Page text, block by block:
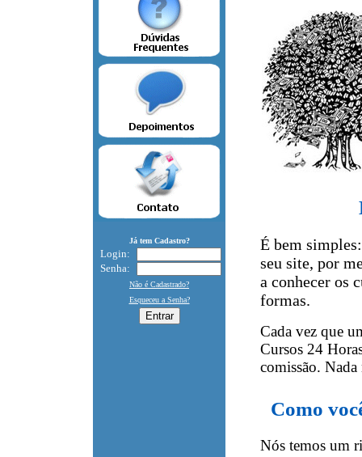
Já tem Cadastro?
Login:
Senha:
Não é Cadastrado?
Esqueceu a Senha?
É bem
seu site, por
a conhecer os
formas.
Cada vez que
Cursos 24
comissão.
Como
Nós temos um